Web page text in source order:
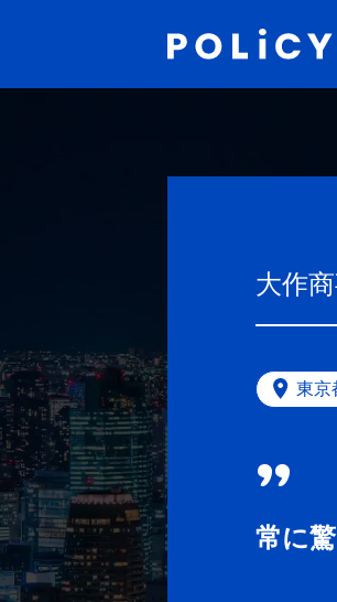
大作
東京
常に